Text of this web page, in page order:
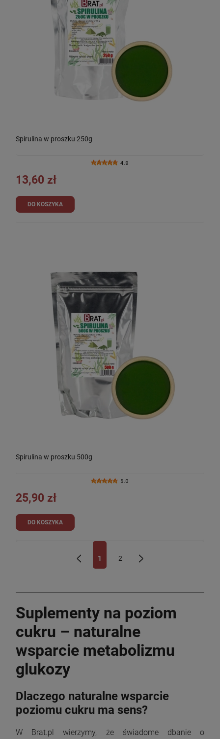
Spirulina w proszku 250g
4.9
13,60 zł
DO KOSZYKA
Spirulina w proszku 500g
5.0
25,90 zł
DO KOSZYKA
1 2
Suplementy na poziom
cukru – naturalne
wsparcie metabolizmu
glukozy
Dlaczego naturalne wsparcie
poziomu cukru ma sens?
W Brat.pl wierzymy, że świadome dbanie o